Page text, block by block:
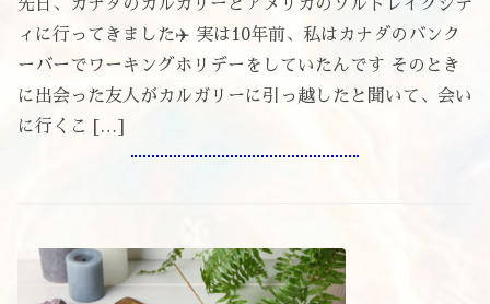
先日、カナダのカルガリーとアメリカのソルトレイクシテ
ィに行ってきました✈️ 実は10年前、私はカナダのバンク
ーバーでワーキングホリデーをしていたんです そのとき
に出会った友人がカルガリーに引っ越したと聞いて、会い
に行くこ […]